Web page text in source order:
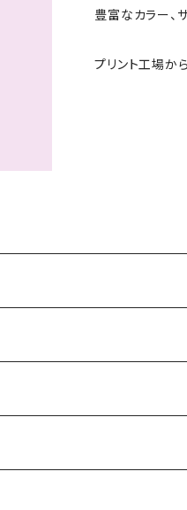
豊富なカラー、
プリント工場か